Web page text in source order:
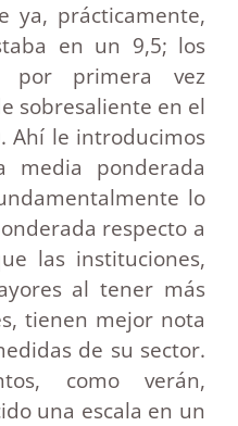
ya, prácticamente,
en un 9,5; los
por primera vez
sobresaliente en el
Ahí le introducimos
media ponderada
lo
respecto a
las instituciones,
al tener más
tienen mejor nota
de su sector.
como verán,
una escala en un